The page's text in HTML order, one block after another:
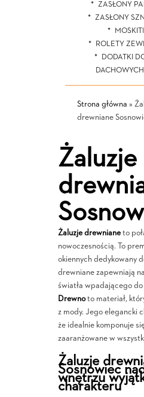
ZASŁONY
ZASŁONY
ROLETY
DODATKI
Strona główna »
drewniane
Żaluzje
Żaluzje drewnianeto
nowoczesnością. To
okiennych dedykowany
drewniane zapewniają
światła wpadającego
Drewnoto materiał,
z mody. Jego elegancki
że idealnie komponuje
zaaranżowane w
Żaluzje
Sosnowiec
wnętrzu
charakteru